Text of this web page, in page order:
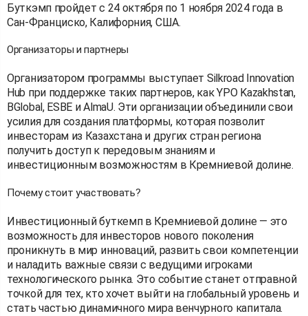
Буткэмп пройдет с 24 октября по 1 ноября 2024 года в
Сан-Франциско, Калифорния, США.
Организаторы и партнеры
Организатором программы выступает Silkroad Innovation
Hub при поддержке таких партнеров, как YPO Kazakhstan,
BGlobal, ESBE и AlmaU. Эти организации объединили свои
усилия для создания платформы, которая позволит
инвесторам из Казахстана и других стран региона
получить доступ к передовым знаниям и
инвестиционным возможностям в Кремниевой долине.
Почему стоит участвовать?
Инвестиционный буткемп в Кремниевой долине — это
возможность для инвесторов нового поколения
проникнуть в мир инноваций, развить свои компетенции
и наладить важные связи с ведущими игроками
технологического рынка. Это событие станет отправной
точкой для тех, кто хочет выйти на глобальный уровень и
стать частью динамичного мира венчурного капитала.